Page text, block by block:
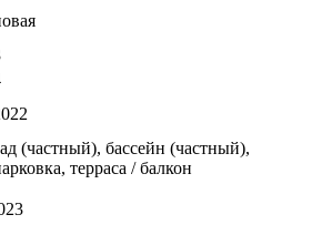
(частный), бассейн (частный),
терраса / балкон